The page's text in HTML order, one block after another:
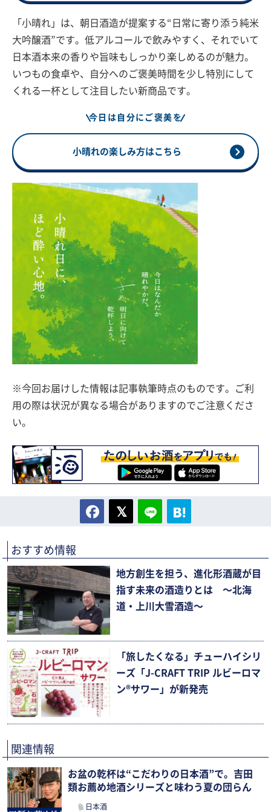
「小晴れ」は、朝日酒造が提案する“日常に寄り添う純米
大吟醸酒”です。低アルコールで飲みやすく、それでいて
日本酒本来の香りや旨味もしっかり楽しめるのが魅力。
いつもの食卓や、自分へのご褒美時間を少し特別にして
くれる一杯として注目したい新商品です。
今日は自分にご褒美を
小晴れの楽しみ方はこちら
※今回お届けした情報は記事執筆時点のものです。ご利
用の際は状況が異なる場合がありますのでご注意くださ
い。
おすすめ情報
地方創生を担う、進化形酒蔵が目
指す未来の酒造りとは 〜北海
道・上川大雪酒造〜
「旅したくなる」チューハイシリ
ーズ「J-CRAFT TRIP ルビーロマ
ン®サワー」が新発売
関連情報
お盆の乾杯は“こだわりの日本酒”で。吉田
類お薦め地酒シリーズと味わう夏の団らん
日本酒